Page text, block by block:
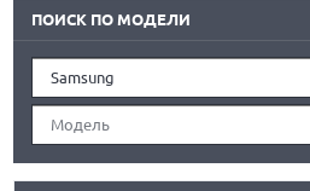
ПОИСК ПО МОДЕЛИ
Samsung
Модель